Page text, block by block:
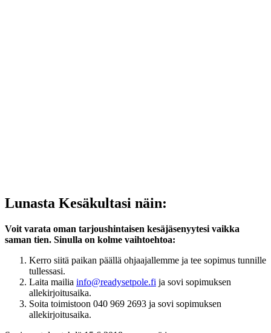
Lunasta Kesäkultasi näin:
Voit varata oman tarjoushintaisen kesäjäsenyytesi vaikka
saman tien. Sinulla on kolme vaihtoehtoa:
Kerro siitä paikan päällä ohjaajallemme ja tee sopimus tunnille
tullessasi.
Laita mailia info@readysetpole.fi ja sovi sopimuksen
allekirjoitusaika.
Soita toimistoon 040 969 2693 ja sovi sopimuksen
allekirjoitusaika.